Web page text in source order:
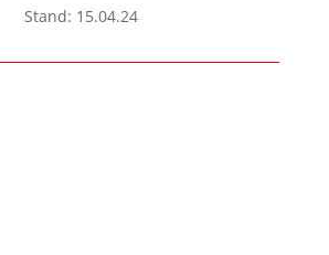
Stand: 15.04.24